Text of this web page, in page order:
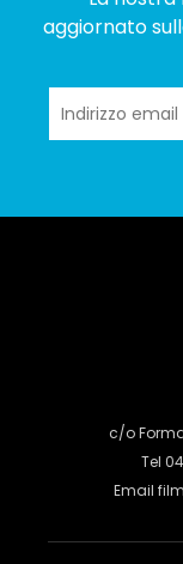
aggiornato
c/o
Tel
Email